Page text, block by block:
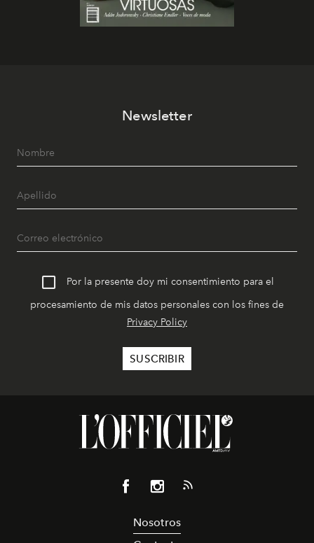
Newsletter
Por la presente doy mi consentimiento para el
procesamiento de mis datos personales con los fines de
Privacy Policy
Nosotros